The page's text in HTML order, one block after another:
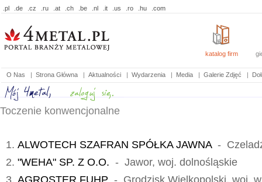
.pl .de .cz .ru .at .ch .be .nl .it .us .ro .hu .com
katalog firm
O Nas | Strona Główna | Aktualności | Wydarzenia | Media | Galerie Zdjęć |
Toczenie konwencjonalne
ALWOTECH SZAFRAN SPÓŁKA JAWNA-
"WEHA" SP. Z O.O. - Jawor, woj. dolnośląskie
AGROSTER FUHP - Grodzisk Wielkopolski, woj.